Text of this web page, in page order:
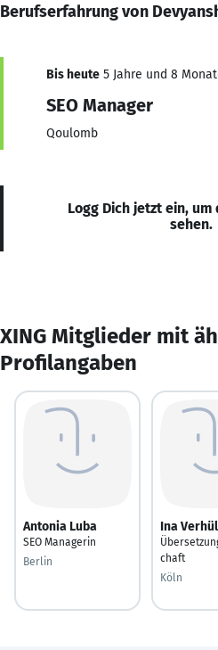
Berufserfahrung von
Bis heute 5 Jahre und 8
SEO Manager
Qoulomb
Logg Dich jetzt ein,
sehen.
XING Mitglieder mit
Profilangaben
Antonia Luba
SEO Managerin
Berlin
Ina
chaft
Köln